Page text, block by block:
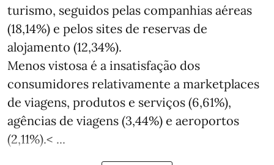
turismo, seguidos pelas companhias aéreas
(18,14%) e pelos sites de reservas de
alojamento (12,34%).
Menos vistosa é a insatisfação dos
consumidores relativamente a marketplaces
de viagens, produtos e serviços (6,61%),
agências de viagens (3,44%) e aeroportos
(2,11%).< ...